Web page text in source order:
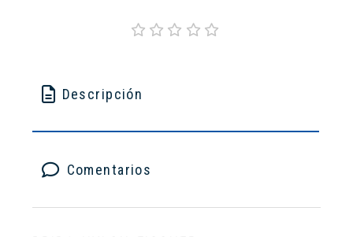
Descripción
Comentarios